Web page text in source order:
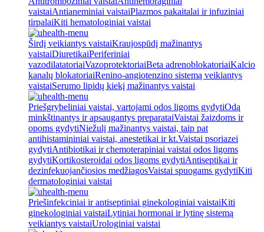
vaistaiAntianeminiai vaistaiPlazmos pakaitalai ir infuziniai
tirpalaiKiti hematologiniai vaistai
Širdį veikiantys vaistaiKraujospūdį mažinantys
vaistaiDiuretikaiPeriferiniai
vazodilatatoriaiVazoprotektoriaiBeta adrenoblokatoriaiKalcio
kanalų blokatoriaiRenino-angiotenzino sistemą veikiantys
vaistaiSerumo lipidų kiekį mažinantys vaistai
Priešgrybeliniai vaistai, vartojami odos ligoms gydytiOdą
minkštinantys ir apsaugantys preparataiVaistai žaizdoms ir
opoms gydytiNiežulį mažinantys vaistai, taip pat
antihistamininiai vaistai, anestetikai ir kt.Vaistai psoriazei
gydytiAntibiotikai ir chemoterapiniai vaistai odos ligoms
gydytiKortikosteroidai odos ligoms gydytiAntiseptikai ir
dezinfekuojančiosios medžiagosVaistai spuogams gydytiKiti
dermatologiniai vaistai
Priešinfekciniai ir antiseptiniai ginekologiniai vaistaiKiti
ginekologiniai vaistaiLytiniai hormonai ir lytinę sistemą
veikiantys vaistaiUrologiniai vaistai